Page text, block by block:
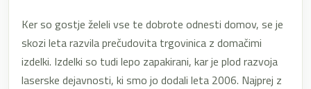
Ker so gostje želeli vse te dobrote odnesti domov, se je
skozi leta razvila prečudovita trgovinica z domačimi
izdelki. Izdelki so tudi lepo zapakirani, kar je plod razvoja
laserske dejavnosti, ki smo jo dodali leta 2006. Najprej z